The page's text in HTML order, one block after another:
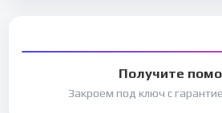
Получите
Закроем под ключ с